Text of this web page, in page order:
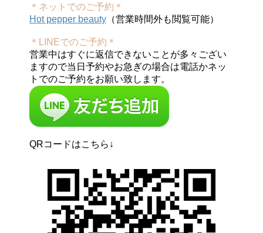
＊ネットでのご予約＊
Hot pepper beauty （営業時間外も閲覧可能）
＊LINEでのご予約＊
営業中はすぐに返信できないことが多々ござい
ますので当日予約やお急ぎの場合は電話かネッ
トでのご予約をお願い致します。
QRコードはこちら↓